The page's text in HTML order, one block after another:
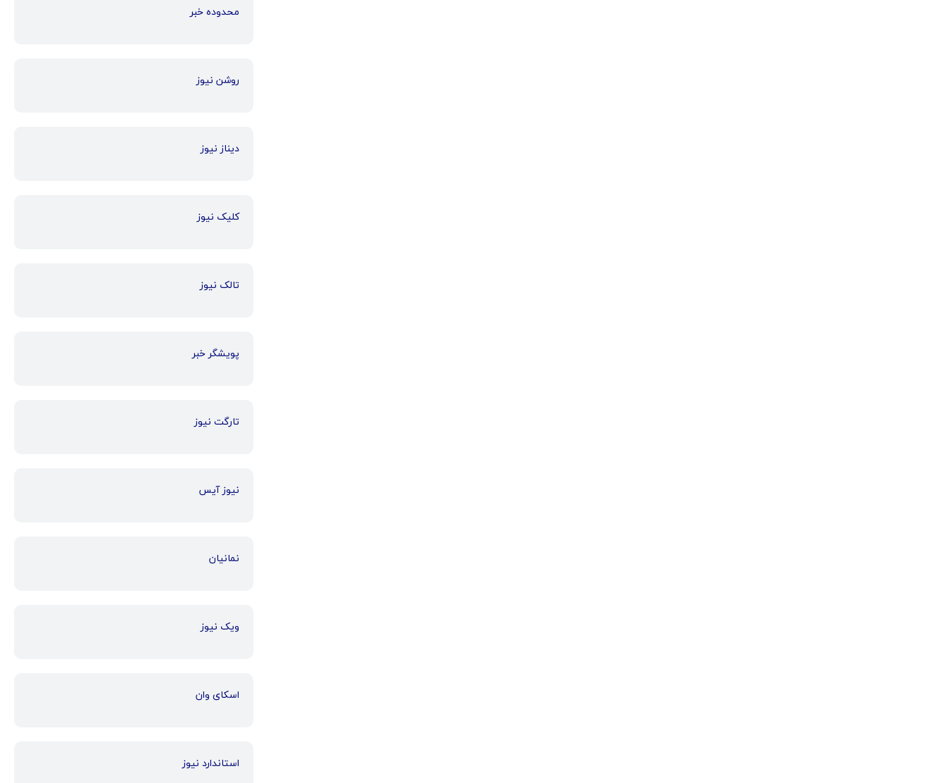
محدوده خبر
روشن نیوز
دیناز نیوز
کلیک نیوز
تالک نیوز
پویشگر خبر
تارگت نیوز
نیوز آیس
نمانیان
ویک نیوز
اسکای وان
استاندارد نیوز